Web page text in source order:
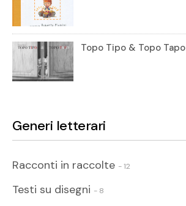
Topo Tipo & Topo Tapo
Generi letterari
Racconti in raccolte - 12
Testi su disegni - 8